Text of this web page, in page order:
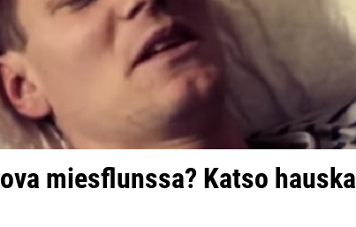
miesflunssa? Katso hauska